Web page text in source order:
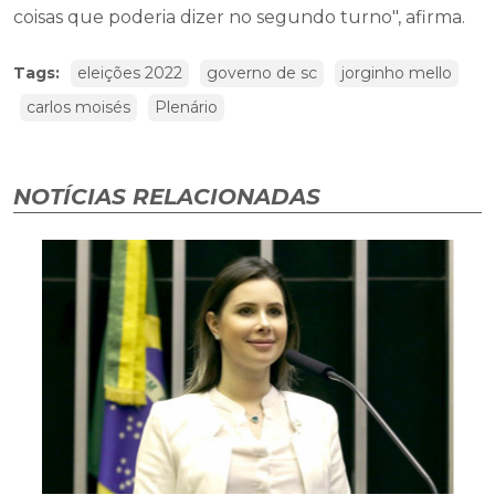
coisas que poderia dizer no segundo turno", afirma.
Tags: eleições 2022 governo de sc
jorginho mello
carlos moisés
Plenário
NOTÍCIAS RELACIONADAS